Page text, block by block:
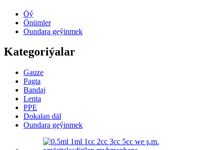
Öý
Önümler
Oundara geýinmek
Kategoriýalar
Gauze
Pagta
Bandaj
Lenta
PPE
Dokalan däl
Oundara geýinmek